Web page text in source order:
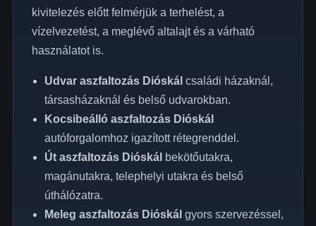
kivitelezés előtt felmérjük a terhelést, a
vízelvezetést, a meglévő altalajt és a várható
használatot is.
Udvar aszfaltozás Dióskál családi házaknál,
társasházaknál és belső udvarokban.
Kocsibeálló aszfaltozás Dióskál
autóforgalomhoz igazított rétegrenddel.
Út aszfaltozás Dióskál bekötőutakra,
magánutakra, telephelyi utakra és belső
úthálózatra.
Meleg aszfaltozás Dióskál gyors szervezéssel,